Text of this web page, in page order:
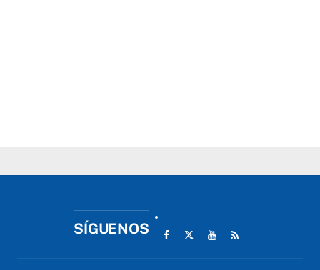
SÍGUENOS